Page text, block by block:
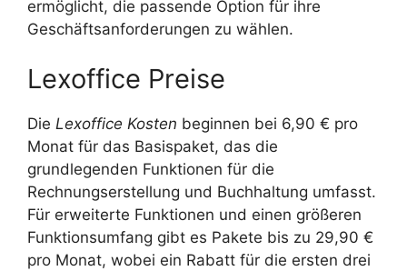
ermöglicht, die passende Option für ihre
Geschäftsanforderungen zu wählen.
Lexoffice Preise
Die Lexoffice Kosten beginnen bei 6,90 € pro
Monat für das Basispaket, das die
grundlegenden Funktionen für die
Rechnungserstellung und Buchhaltung umfasst.
Für erweiterte Funktionen und einen größeren
Funktionsumfang gibt es Pakete bis zu 29,90 €
pro Monat, wobei ein Rabatt für die ersten drei